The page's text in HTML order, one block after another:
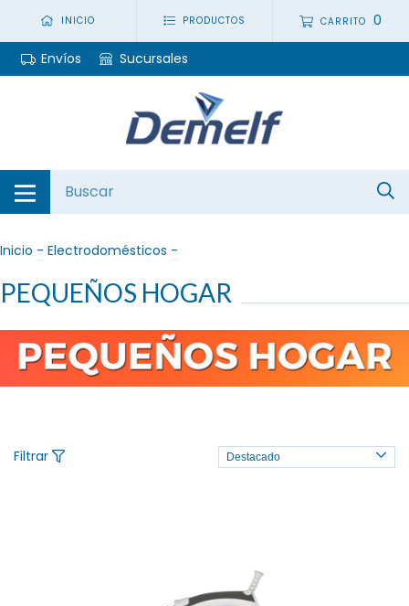
INICIO PRODUCTOS CARRITO 0
Envíos Sucursales
Inicio - Electrodomésticos -
PEQUEÑOS HOGAR
Filtrar